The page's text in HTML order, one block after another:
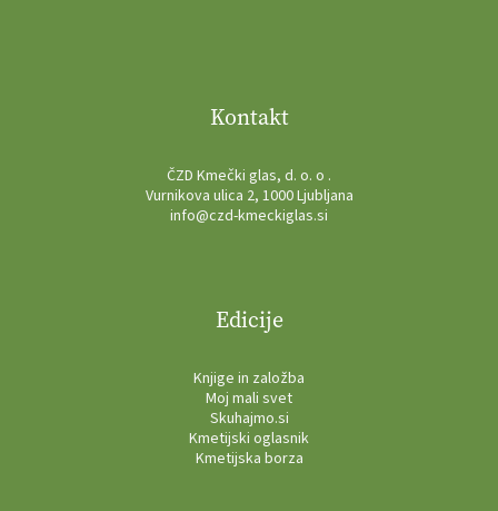
Kontakt
ČZD Kmečki glas, d. o. o .
Vurnikova ulica 2, 1000 Ljubljana
info@czd-kmeckiglas.si
Edicije
Knjige in založba
Moj mali svet
Skuhajmo.si
Kmetijski oglasnik
Kmetijska borza